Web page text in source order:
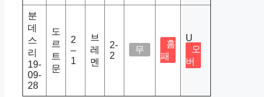
분
데
스
리
19-
09-
28
도
르
트
문
2
–
1
브
레
멘
2-
2
무
홈
패
U
오
버